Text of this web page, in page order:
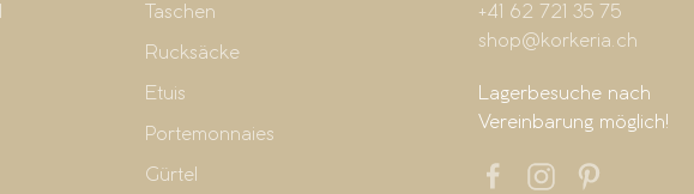
Taschen
Rucksäcke
Etuis
Portemonnaies
Gürtel
+41 62 721 35 75
shop@korkeria.ch
Lagerbesuche nach
Vereinbarung möglich!